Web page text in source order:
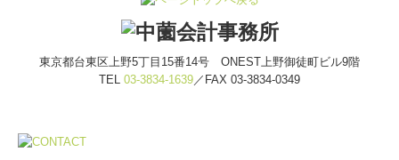
東京都台東区上野5丁目15番14号 ONEST上野御徒町ビル9階
TEL 03-3834-1639 ／FAX 03-3834-0349